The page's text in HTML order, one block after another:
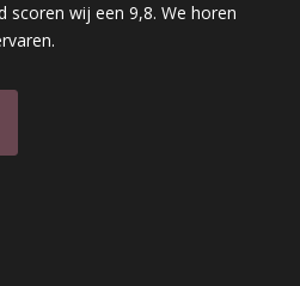
scoren wij een 9,8. We horen